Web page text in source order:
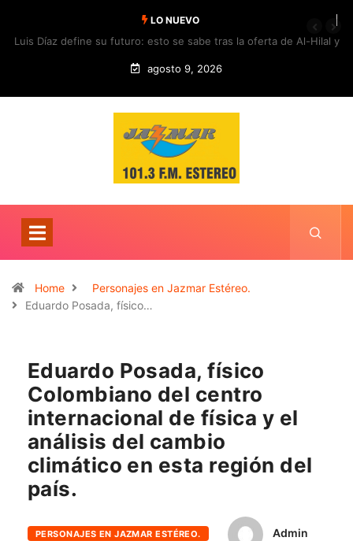
LO NUEVO
Luis Díaz define su futuro: esto se sabe tras la oferta de Al-Hilal y
la respuesta del Bayern
agosto 9, 2026
Home
Personajes en Jazmar Estéreo.
Eduardo Posada, físico…
Eduardo Posada, físico
Colombiano del centro
internacional de física y el
análisis del cambio
climático en esta región del
país.
PERSONAJES EN JAZMAR ESTÉREO. Admin